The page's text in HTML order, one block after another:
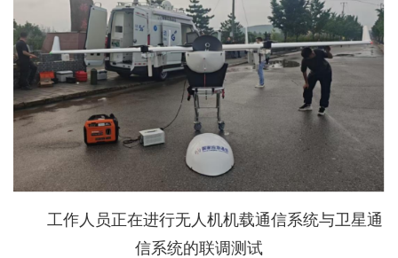
工作人员正在进行无人机机载通信系统与卫星通
信系统的联调测试